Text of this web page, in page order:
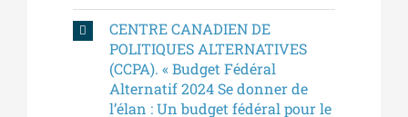
CENTRE CANADIEN DE
POLITIQUES ALTERNATIVES
(CCPA). « Budget Fédéral
Alternatif 2024 Se donner de
l’élan : Un budget fédéral pour le